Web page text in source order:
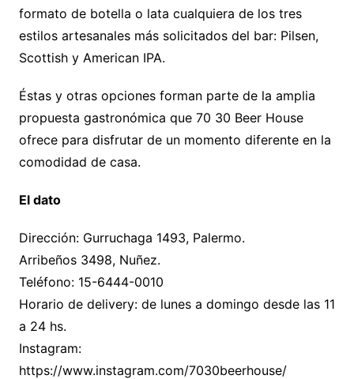
formato de botella o lata cualquiera de los tres
estilos artesanales más solicitados del bar: Pilsen,
Scottish y American IPA.
Éstas y otras opciones forman parte de la amplia
propuesta gastronómica que 70 30 Beer House
ofrece para disfrutar de un momento diferente en la
comodidad de casa.
El dato
Dirección: Gurruchaga 1493, Palermo.
Arribeños 3498, Nuñez.
Teléfono: 15-6444-0010
Horario de delivery: de lunes a domingo desde las 11
a 24 hs.
Instagram:
https://www.instagram.com/7030beerhouse/